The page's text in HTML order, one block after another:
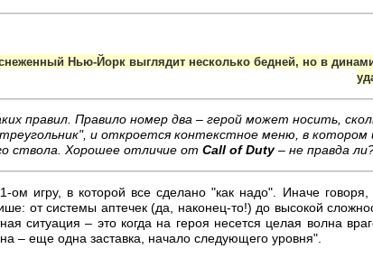
Нью-Йорк выглядит несколько бедней, но в
правил. Правило номер два – герой может носить,
и откроется контекстное меню, в котором
ствола. Хорошее отличие от Call of Duty– не правда
ом игру, в которой все сделано "как надо". Иначе говоря,
от системы аптечек (да, наконец-то!) до высокой
ситуация – это когда на героя несется целая волна
– еще одна заставка, начало следующего уровня".